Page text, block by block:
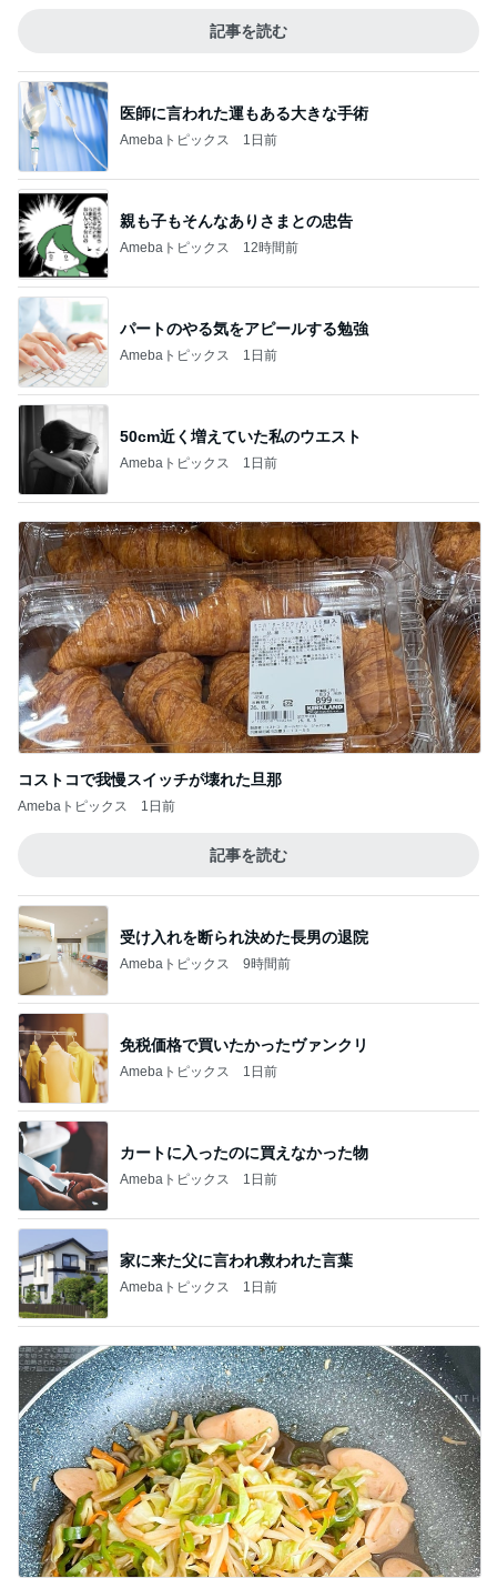
記事を読む
医師に言われた運もある大きな手術
Amebaトピックス 1日前
親も子もそんなありさまとの忠告
Amebaトピックス 12時間前
パートのやる気をアピールする勉強
Amebaトピックス 1日前
50cm近く増えていた私のウエスト
Amebaトピックス 1日前
コストコで我慢スイッチが壊れた旦那
Amebaトピックス 1日前
記事を読む
受け入れを断られ決めた長男の退院
Amebaトピックス 9時間前
免税価格で買いたかったヴァンクリ
Amebaトピックス 1日前
カートに入ったのに買えなかった物
Amebaトピックス 1日前
家に来た父に言われ救われた言葉
Amebaトピックス 1日前